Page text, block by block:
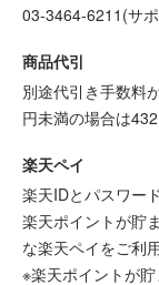
03-3464-6211(サ
商品代引
別途代引き手数料
円未満の場合は
楽天ペイ
楽天IDとパスワー
楽天ポイントが貯
な楽天ペイをご利
※楽天ポイントが